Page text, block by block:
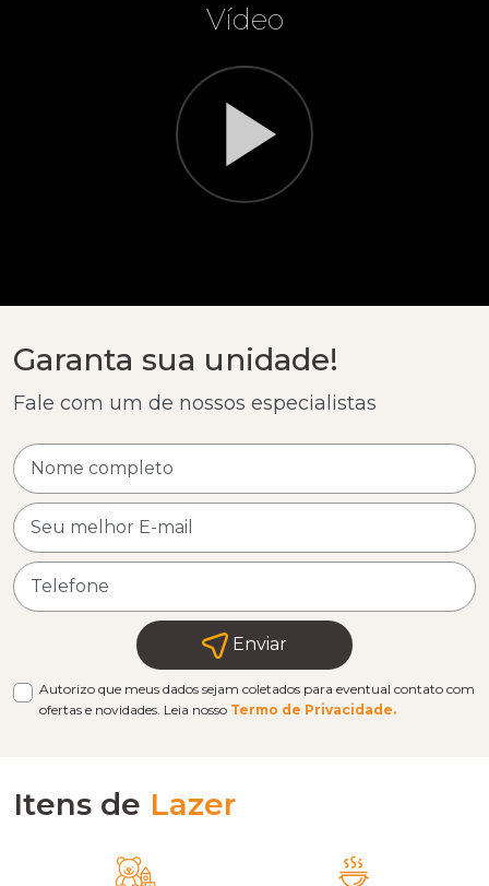
Vídeo
Garanta sua unidade!
Fale com um de nossos especialistas
Enviar
Autorizo que meus dados sejam coletados para eventual contato com
ofertas e novidades. Leia nosso Termo de Privacidade.
Itens de Lazer